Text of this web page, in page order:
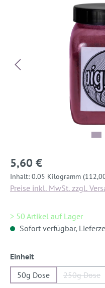
5,60 €
Inhalt: 0.05 Kilogramm
Preise inkl. MwSt. zzgl.
> 50 Artikel auf Lager
Sofort verfügbar,
Einheitauswählen
50g Dose
250g Dose
(Diese